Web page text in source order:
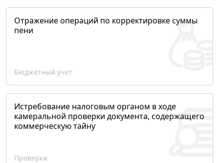
Отражение операций по корректировке суммы
пени
Бюджетный учет
Истребование налоговым органом в ходе
камеральной проверки документа, содержащего
коммерческую тайну
Проверки